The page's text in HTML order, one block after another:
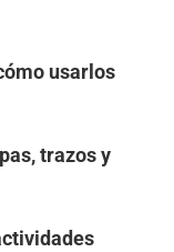
usarlos
trazos y